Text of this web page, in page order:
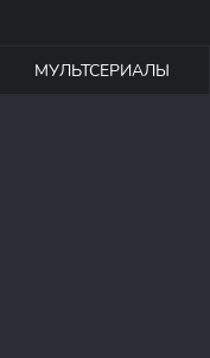
МУЛЬТСЕРИАЛЫ